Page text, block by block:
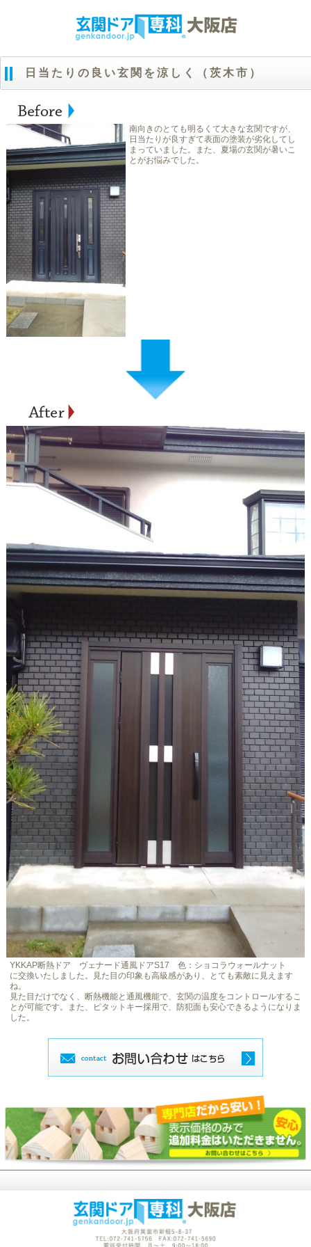
日当たりの良い玄関を涼しく（茨木市）
南向きのとても明るくて大きな玄関ですが、
日当たりが良すぎて表面の塗装が劣化してし
まっていました。また、夏場の玄関が暑いこ
とがお悩みでした。
YKKAP断熱ドア ヴェナード通風ドアS17 色：ショコラウォールナット
に交換いたしました。見た目の印象も高級感があり、とても素敵に見えます
ね。
見た目だけでなく、断熱機能と通風機能で、玄関の温度をコントロールするこ
とが可能です。また、ピタットキー採用で、防犯面も安心できるようになりま
した。